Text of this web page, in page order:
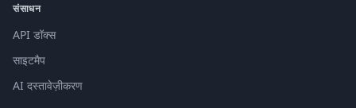
संसाधन
API डॉक्स
साइटमैप
AI दस्तावेज़ीकरण